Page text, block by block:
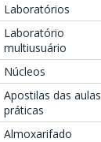
Laboratórios
Laboratório
multiusuário
Núcleos
Apostilas das aulas
práticas
Almoxarifado